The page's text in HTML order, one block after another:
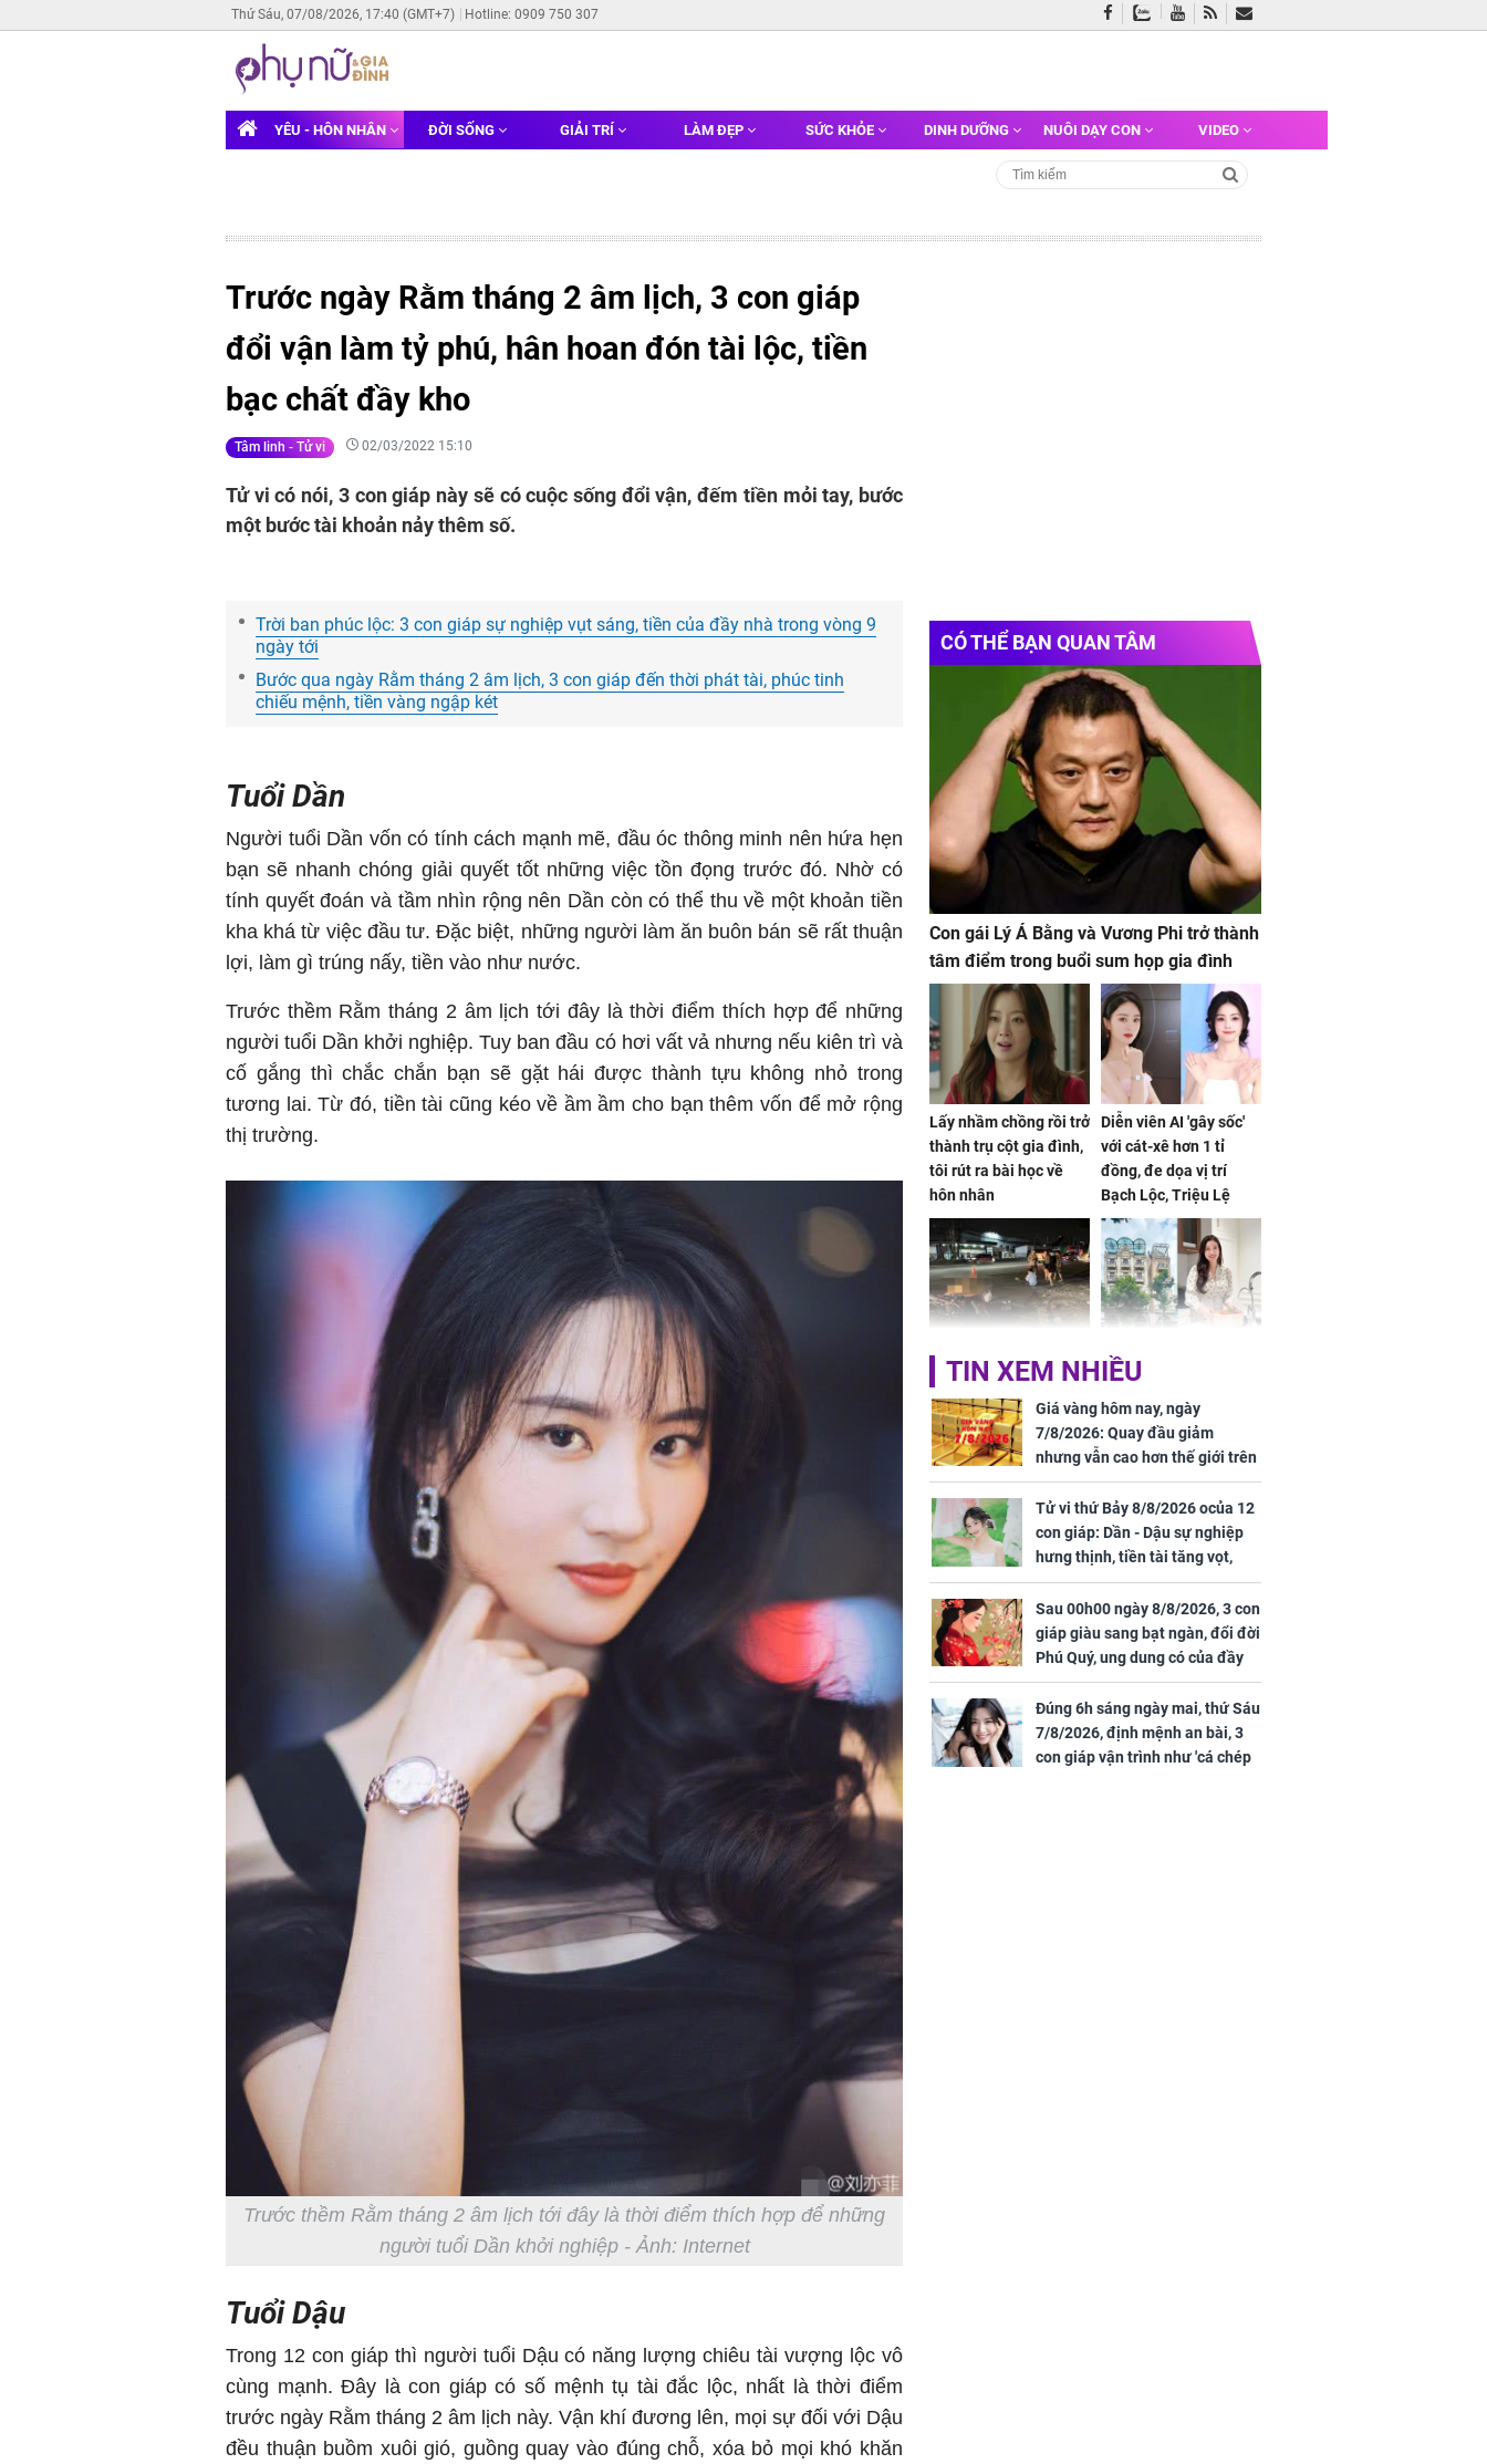
Thứ Sáu, 07/08/2026, 17:40 (GMT+7) Hotline: 0909 750 307
YÊU - HÔN NHÂN ĐỜI SỐNG GIẢI TRÍ LÀM ĐẸP SỨC KHỎE DINH DƯỠNG NUÔI DẠY CON VIDEO
Trước ngày Rằm tháng 2 âm lịch, 3 con giáp
đổi vận làm tỷ phú, hân hoan đón tài lộc, tiền
bạc chất đầy kho
Tâm linh - Tử vi 02/03/2022 15:10
Tử vi có nói, 3 con giáp này sẽ có cuộc sống đổi vận, đếm tiền mỏi tay, bước
một bước tài khoản nảy thêm số.
Trời ban phúc lộc: 3 con giáp sự nghiệp vụt sáng, tiền của đầy nhà trong vòng 9
ngày tới
Bước qua ngày Rằm tháng 2 âm lịch, 3 con giáp đến thời phát tài, phúc tinh
chiếu mệnh, tiền vàng ngập két
Tuổi Dần
Người tuổi Dần vốn có tính cách mạnh mẽ, đầu óc thông minh nên hứa hẹn
bạn sẽ nhanh chóng giải quyết tốt những việc tồn đọng trước đó. Nhờ có
tính quyết đoán và tầm nhìn rộng nên Dần còn có thể thu về một khoản tiền
kha khá từ việc đầu tư. Đặc biệt, những người làm ăn buôn bán sẽ rất thuận
lợi, làm gì trúng nấy, tiền vào như nước.
Trước thềm Rằm tháng 2 âm lịch tới đây là thời điểm thích hợp để những
người tuổi Dần khởi nghiệp. Tuy ban đầu có hơi vất vả nhưng nếu kiên trì và
cố gắng thì chắc chắn bạn sẽ gặt hái được thành tựu không nhỏ trong
tương lai. Từ đó, tiền tài cũng kéo về ầm ầm cho bạn thêm vốn để mở rộng
thị trường.
Trước thềm Rằm tháng 2 âm lịch tới đây là thời điểm thích hợp để những
người tuổi Dần khởi nghiệp - Ảnh: Internet
Tuổi Dậu
Trong 12 con giáp thì người tuổi Dậu có năng lượng chiêu tài vượng lộc vô
cùng mạnh. Đây là con giáp có số mệnh tụ tài đắc lộc, nhất là thời điểm
trước ngày Rằm tháng 2 âm lịch này. Vận khí đương lên, mọi sự đối với Dậu
đều thuận buồm xuôi gió, guồng quay vào đúng chỗ, xóa bỏ mọi khó khăn
CÓ THỂ BẠN QUAN TÂM
Con gái Lý Á Bằng và Vương Phi trở thành
tâm điểm trong buổi sum họp gia đình
Lấy nhầm chồng rồi trở
thành trụ cột gia đình,
tôi rút ra bài học về
hôn nhân
Diễn viên AI 'gây sốc'
với cát-xê hơn 1 tỉ
đồng, đe dọa vị trí
Bạch Lộc, Triệu Lệ
Dĩnh
TP.HCM: Nữ công nhân
tử vong trên đường đi
làm về trong khu công
nghiệp Sóng Thần
Đỗ Mỹ Linh hé lộ góc
bếp chill của nhà mới -
cạnh biệt thự bầu Hiển
Sau 00h00 ngày
8/8/2026, 3 con giáp
giàu sang bạt ngàn,
đổi đời Phú Quý, ung
dung có của đầy nhà,
ngày càng hưng thịnh
sung túc
TIN XEM NHIỀU
Giá vàng hôm nay, ngày
7/8/2026: Quay đầu giảm
nhưng vẫn cao hơn thế giới trên
7 triệu đồng
Tử vi thứ Bảy 8/8/2026 ocủa 12
con giáp: Dần - Dậu sự nghiệp
hưng thịnh, tiền tài tăng vọt,
Mão - Thân công việc bất trắc,
tiền mất tật mang
Sau 00h00 ngày 8/8/2026, 3 con
giáp giàu sang bạt ngàn, đổi đời
Phú Quý, ung dung có của đầy
nhà, ngày càng hưng thịnh sung
túc
Đúng 6h sáng ngày mai, thứ Sáu
7/8/2026, định mệnh an bài, 3
con giáp vận trình như 'cá chép